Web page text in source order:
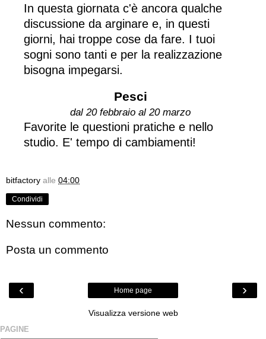
In questa giornata c'è ancora qualche
discussione da arginare e, in questi
giorni, hai troppe cose da fare. I tuoi
sogni sono tanti e per la realizzazione
bisogna impegarsi.
Pesci
dal 20 febbraio al 20 marzo
Favorite le questioni pratiche e nello
studio. E' tempo di cambiamenti!
bitfactory alle 04:00
Condividi
Nessun commento:
Posta un commento
‹ ›
Home page
Visualizza versione web
PAGINE